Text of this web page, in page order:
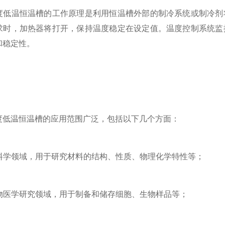
恒温槽的工作原理是利用恒温槽外部的制冷系统或制冷剂
时，加热器将打开，保持温度稳定在设定值。温度控制系统
定性。
恒温槽的应用范围广泛，包括以下几个方面：
域，用于研究材料的结构、性质、物理化学特性等；
研究领域，用于制备和储存细胞、生物样品等；